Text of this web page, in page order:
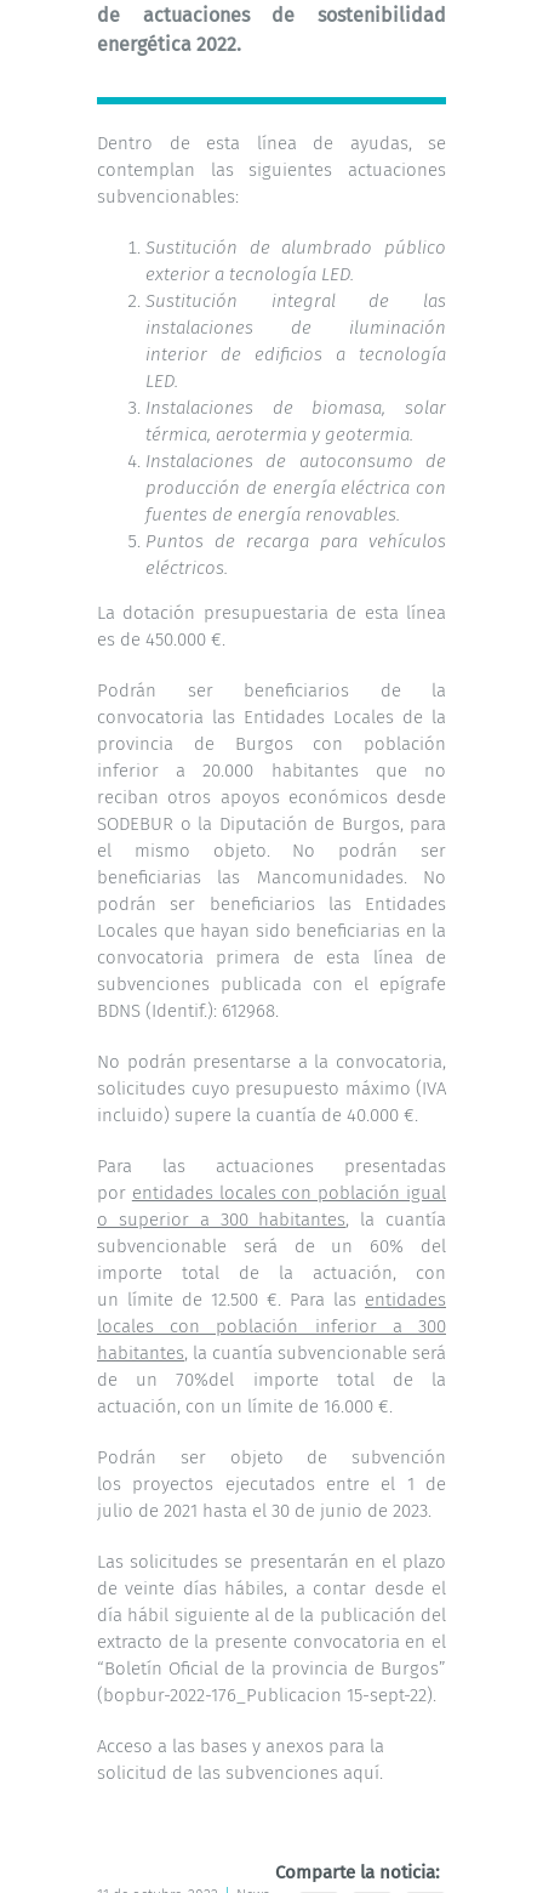
de actuaciones de sostenibilidad
energética 2022.
Dentro de esta línea de ayudas, se
contemplan las siguientes actuaciones
subvencionables:
Sustitución de alumbrado público
exterior a tecnología LED.
Sustitución integral de las
instalaciones de iluminación
interior de edificios a tecnología
LED.
Instalaciones de biomasa, solar
térmica, aerotermia y geotermia.
Instalaciones de autoconsumo de
producción de energía eléctrica con
fuentes de energía renovables.
Puntos de recarga para vehículos
eléctricos.
La dotación presupuestaria de esta línea
es de 450.000 €.
Podrán ser beneficiarios de la
convocatoria las Entidades Locales de la
provincia de Burgos con población
inferior a 20.000 habitantes que no
reciban otros apoyos económicos desde
SODEBUR o la Diputación de Burgos, para
el mismo objeto. No podrán ser
beneficiarias las Mancomunidades. No
podrán ser beneficiarios las Entidades
Locales que hayan sido beneficiarias en la
convocatoria primera de esta línea de
subvenciones publicada con el epígrafe
BDNS (Identif.): 612968.
No podrán presentarse a la convocatoria,
solicitudes cuyo presupuesto máximo (IVA
incluido) supere la cuantía de 40.000 €.
Para las actuaciones presentadas
por entidades locales con población igual
o superior a 300 habitantes, la cuantía
subvencionable será de un 60% del
importe total de la actuación, con
un límite de 12.500 €. Para las entidades
locales con población inferior a 300
habitantes, la cuantía subvencionable será
de un 70%del importe total de la
actuación, con un límite de 16.000 €.
Podrán ser objeto de subvención
los proyectos ejecutados entre el 1 de
julio de 2021 hasta el 30 de junio de 2023.
Las solicitudes se presentarán en el plazo
de veinte días hábiles, a contar desde el
día hábil siguiente al de la publicación del
extracto de la presente convocatoria en el
“Boletín Oficial de la provincia de Burgos”
(bopbur-2022-176_Publicacion 15-sept-22).
Acceso a las bases y anexos para la
solicitud de las subvenciones aquí.
Comparte la noticia: